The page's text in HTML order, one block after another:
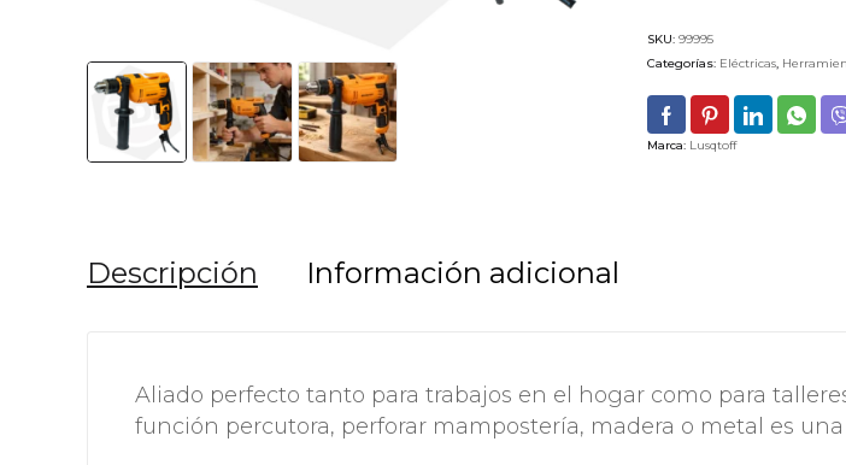
13
MM
710
W
SKU: 99995
Categorías: Eléctricas,
Marca: Lusqtoff
Descripción Información adicional
Aliado perfecto tanto para trabajos en el hogar como para
función percutora, perforar mampostería, madera o metal es